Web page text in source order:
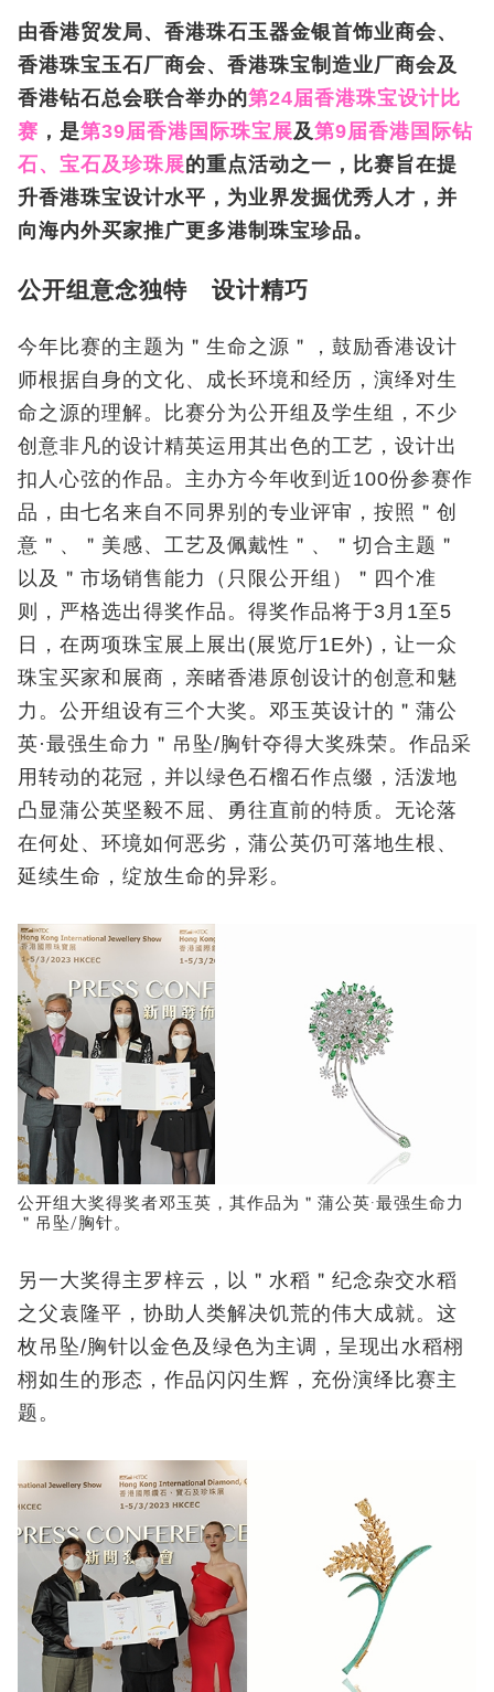
由香港贸发局、香港珠石玉器金银首饰业商会、
香港珠宝玉石厂商会、香港珠宝制造业厂商会及
香港钻石总会联合举办的第24届香港珠宝设计比
赛 ，是第39届香港国际珠宝展及第9届香港国际钻
石、宝石及珍珠展的重点活动之一，比赛旨在提
升香港珠宝设计水平，为业界发掘优秀人才，并
向海内外买家推广更多港制珠宝珍品。
公开组意念独特 设计精巧
今年比赛的主题为＂生命之源＂，鼓励香港设计
师根据自身的文化、成长环境和经历，演绎对生
命之源的理解。比赛分为公开组及学生组，不少
创意非凡的设计精英运用其出色的工艺，设计出
扣人心弦的作品。主办方今年收到近100份参赛作
品，由七名来自不同界别的专业评审，按照＂创
意＂、＂美感、工艺及佩戴性＂、＂切合主题＂
以及＂市场销售能力（只限公开组）＂四个准
则，严格选出得奖作品。得奖作品将于3月1至5
日，在两项珠宝展上展出(展览厅1E外)，让一众
珠宝买家和展商，亲睹香港原创设计的创意和魅
力。公开组设有三个大奖。邓玉英设计的＂蒲公
英·最强生命力＂吊坠/胸针夺得大奖殊荣。作品采
用转动的花冠，并以绿色石榴石作点缀，活泼地
凸显蒲公英坚毅不屈、勇往直前的特质。无论落
在何处、环境如何恶劣，蒲公英仍可落地生根、
延续生命，绽放生命的异彩。
公开组大奖得奖者邓玉英，其作品为＂蒲公英·最强生命力
＂吊坠/胸针。
另一大奖得主罗梓云，以＂水稻＂纪念杂交水稻
之父袁隆平，协助人类解决饥荒的伟大成就。这
枚吊坠/胸针以金色及绿色为主调，呈现出水稻栩
栩如生的形态，作品闪闪生辉，充份演绎比赛主
题。